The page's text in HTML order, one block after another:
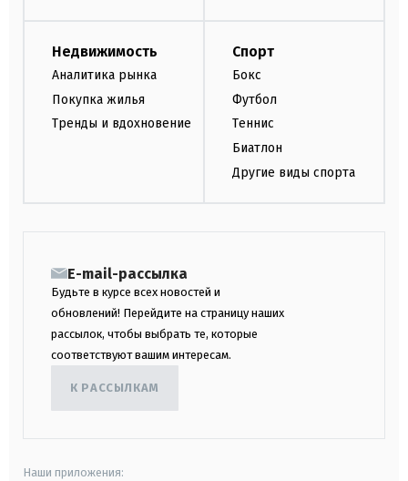
Недвижимость
Аналитика рынка
Покупка жилья
Тренды и вдохновение
Спорт
Бокс
Футбол
Теннис
Биатлон
Другие виды спорта
E-mail-рассылка
Будьте в курсе всех новостей и
обновлений! Перейдите на страницу наших
рассылок, чтобы выбрать те, которые
соответствуют вашим интересам.
К РАССЫЛКАМ
Наши приложения: